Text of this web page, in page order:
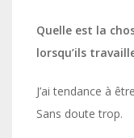
Quelle est la
lorsqu’ils
J’ai tendance à
Sans doute trop.